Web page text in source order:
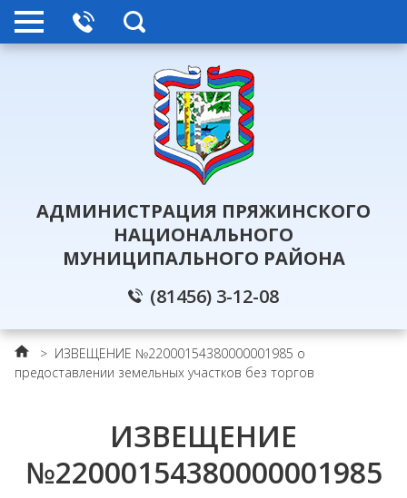
АДМИНИСТРАЦИЯ ПРЯЖИНСКОГО
НАЦИОНАЛЬНОГО
МУНИЦИПАЛЬНОГО РАЙОНА
(81456) 3-12-08
> ИЗВЕЩЕНИЕ №22000154380000001985 о
предоставлении земельных участков без торгов
ИЗВЕЩЕНИЕ
№22000154380000001985